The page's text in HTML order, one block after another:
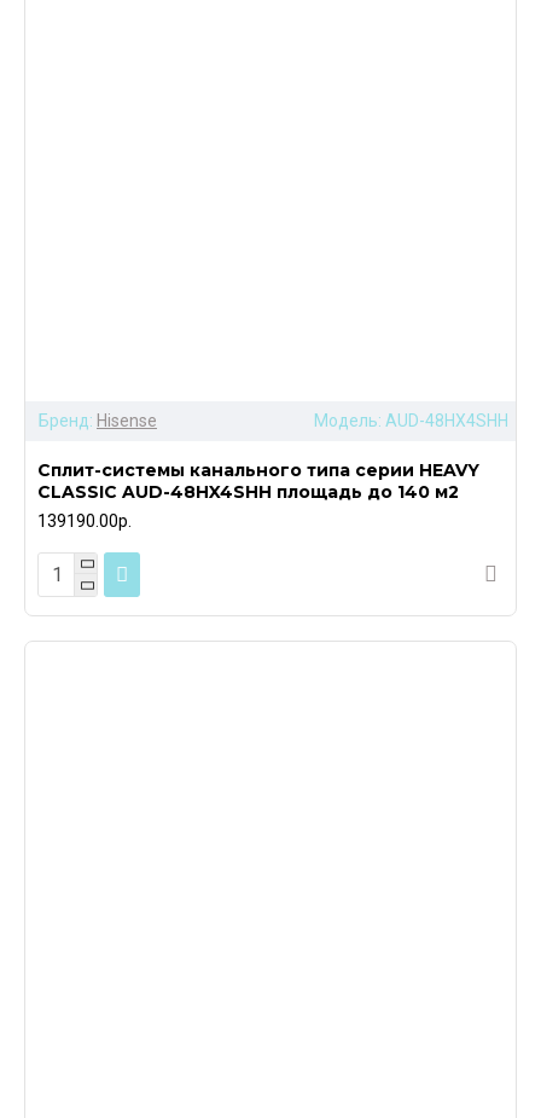
Бренд: Hisense Модель: AUD-48HX4SHH
Сплит-системы канального типа серии HEAVY
CLASSIC AUD-48HX4SHH площадь до 140 м2
139190.00р.